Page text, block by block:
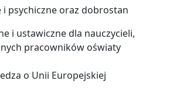
psychiczne oraz dobrostan
i ustawiczne dla nauczycieli,
pracowników oświaty
o Unii Europejskiej